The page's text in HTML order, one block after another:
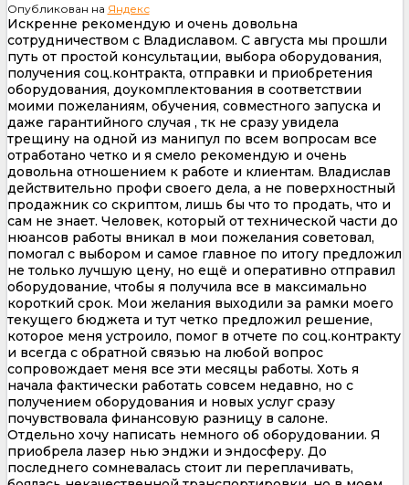
Опубликован на Яндекс
Искренне рекомендую и очень довольна
сотрудничеством с Владиславом. С августа мы прошли
путь от простой консультации, выбора оборудования,
получения соц.контракта, отправки и приобретения
оборудования, доукомплектования в соответствии
моими пожеланиям, обучения, совместного запуска и
даже гарантийного случая , тк не сразу увидела
трещину на одной из манипул по всем вопросам все
отработано четко и я смело рекомендую и очень
довольна отношением к работе и клиентам. Владислав
действительно профи своего дела, а не поверхностный
продажник со скриптом, лишь бы что то продать, что и
сам не знает. Человек, который от технической части до
нюансов работы вникал в мои пожелания советовал,
помогал с выбором и самое главное по итогу предложил
не только лучшую цену, но ещё и оперативно отправил
оборудование, чтобы я получила все в максимально
короткий срок. Мои желания выходили за рамки моего
текущего бюджета и тут четко предложил решение,
которое меня устроило, помог в отчете по соц.контракту
и всегда с обратной связью на любой вопрос
сопровождает меня все эти месяцы работы. Хоть я
начала фактически работать совсем недавно, но с
получением оборудования и новых услуг сразу
почувствовала финансовую разницу в салоне.
Отдельно хочу написать немного об оборудовании. Я
приобрела лазер нью энджи и эндосферу. До
последнего сомневалась стоит ли переплачивать,